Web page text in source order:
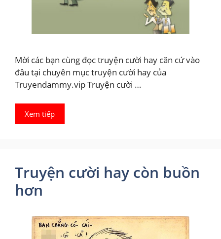
Mời các bạn cùng đọc truyện cười hay căn cứ vào
đâu tại chuyên mục truyện cười hay của
Truyendammy.vip Truyện cười …
Xem tiếp
Truyện cười hay còn buồn
hơn